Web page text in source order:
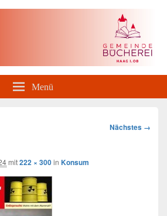
Haag i. OB
Menü
Bilder-
Nächstes →
mit222 × 300in Konsum